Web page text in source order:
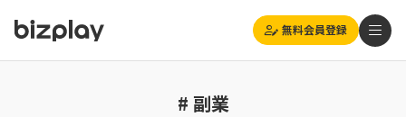
無料会員登録
# 副業